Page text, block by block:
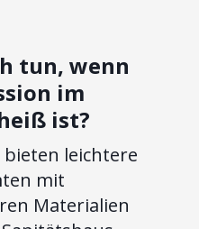
tun, wenn
im
ist?
leichtere
mit
Materialien